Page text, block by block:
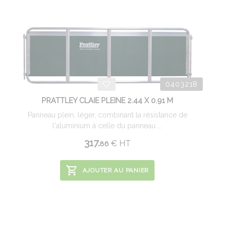
0403218
PRATTLEY CLAIE PLEINE 2.44 X 0.91 M
Panneau plein, léger, combinant la résistance de
l'aluminium à celle du panneau ...
317.86 €HT
AJOUTER AU PANIER